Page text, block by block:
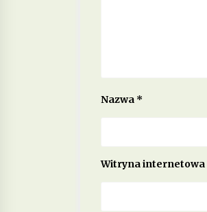
Nazwa *
Witryna internetowa